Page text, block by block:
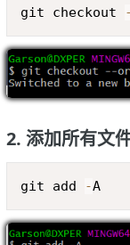
git checkout
2. 添加所有文
git add -A